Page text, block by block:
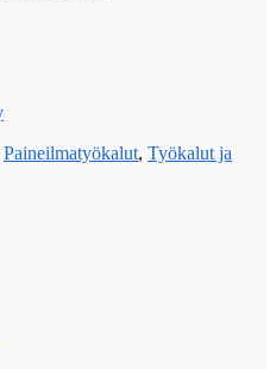
Paineilmatyökalut, Työkalut ja